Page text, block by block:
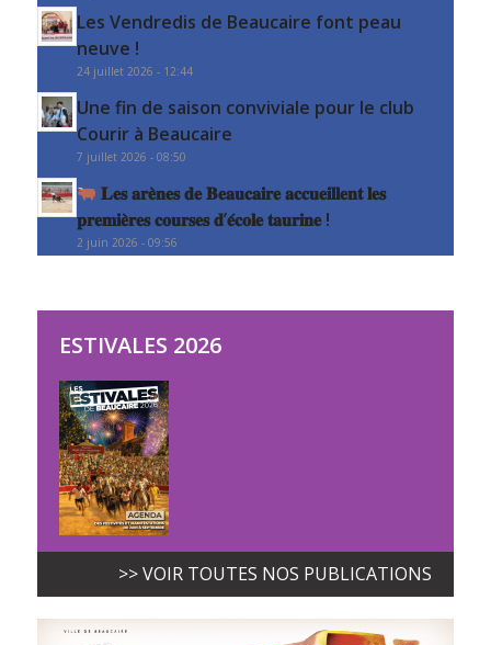
Les Vendredis de Beaucaire font peau
neuve !
24 juillet 2026 - 12:44
Une fin de saison conviviale pour le club
Courir à Beaucaire
7 juillet 2026 - 08:50
𝐋𝐞𝐬 𝐚𝐫𝐞̀𝐧𝐞𝐬 𝐝𝐞 𝐁𝐞𝐚𝐮𝐜𝐚𝐢𝐫𝐞 𝐚𝐜𝐜𝐮𝐞𝐢𝐥𝐥𝐞𝐧𝐭 𝐥𝐞𝐬
𝐩𝐫𝐞𝐦𝐢𝐞̀𝐫𝐞𝐬 𝐜𝐨𝐮𝐫𝐬𝐞𝐬 𝐝’𝐞́𝐜𝐨𝐥𝐞 𝐭𝐚𝐮𝐫𝐢𝐧𝐞 !
2 juin 2026 - 09:56
ESTIVALES 2026
>> VOIR TOUTES NOS PUBLICATIONS